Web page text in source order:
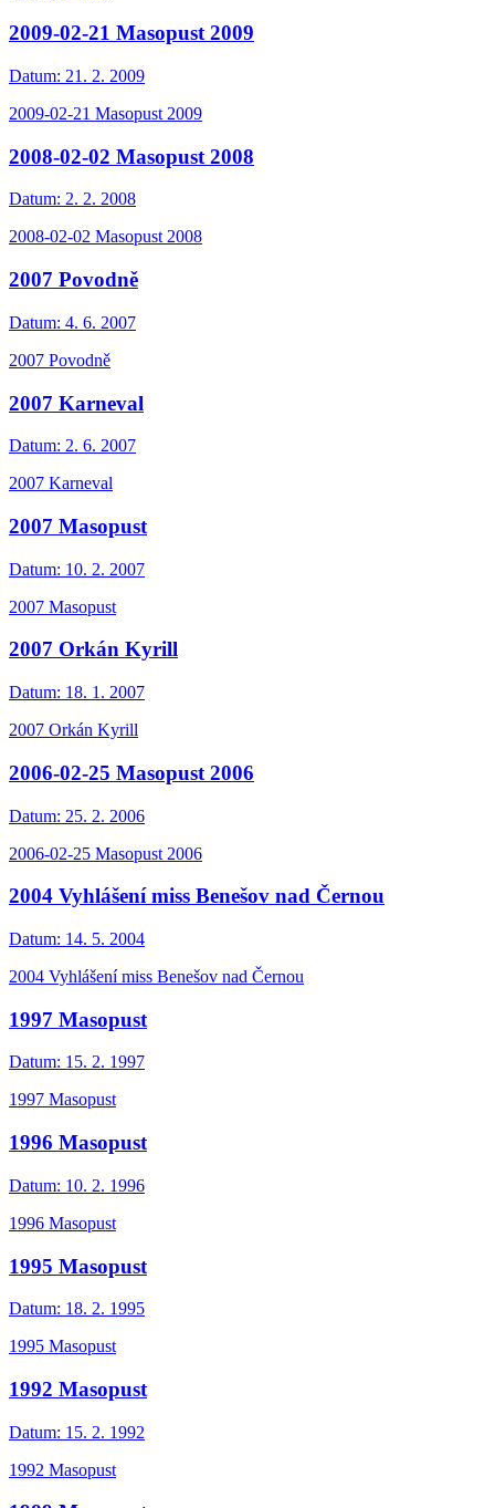
2009-02-21 Masopust 2009
Datum: 21. 2. 2009
2009-02-21 Masopust 2009
2008-02-02 Masopust 2008
Datum: 2. 2. 2008
2008-02-02 Masopust 2008
2007 Povodně
Datum: 4. 6. 2007
2007 Povodně
2007 Karneval
Datum: 2. 6. 2007
2007 Karneval
2007 Masopust
Datum: 10. 2. 2007
2007 Masopust
2007 Orkán Kyrill
Datum: 18. 1. 2007
2007 Orkán Kyrill
2006-02-25 Masopust 2006
Datum: 25. 2. 2006
2006-02-25 Masopust 2006
2004 Vyhlášení miss Benešov nad Černou
Datum: 14. 5. 2004
2004 Vyhlášení miss Benešov nad Černou
1997 Masopust
Datum: 15. 2. 1997
1997 Masopust
1996 Masopust
Datum: 10. 2. 1996
1996 Masopust
1995 Masopust
Datum: 18. 2. 1995
1995 Masopust
1992 Masopust
Datum: 15. 2. 1992
1992 Masopust